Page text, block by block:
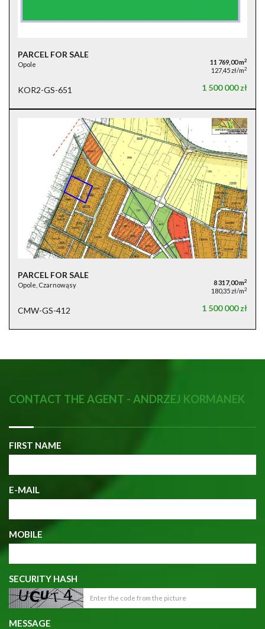
PARCEL FOR SALE
Opole 11 769,00 m2
127,45 zł/m2
KOR2-GS-651 1 500 000 zł
PARCEL FOR SALE
Opole, Czarnowąsy 8 317,00 m2
180,35 zł/m2
CMW-GS-412 1 500 000 zł
CONTACT THE AGENT - ANDRZEJ KORMANEK
FIRST NAME
E-MAIL
MOBILE
SECURITY HASH
MESSAGE